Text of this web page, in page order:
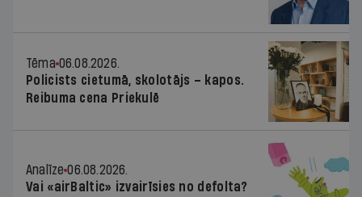
Tēma 06.08.2026.
Policists cietumā, skolotājs – kapos.
Reibuma cena Priekulē
Analīze 06.08.2026.
Vai «airBaltic» izvairīsies no defolta?